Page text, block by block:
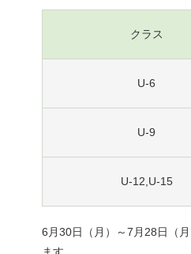
クラス
U-6
U-9
U-12,U-15
6月30日（月）～7月28日（